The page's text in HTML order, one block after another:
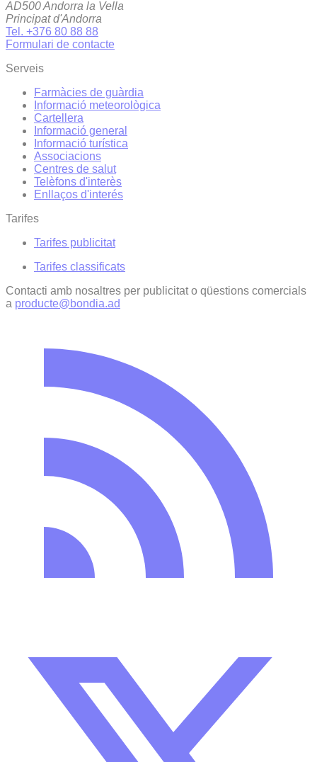
AD500 Andorra la Vella
Principat d'Andorra
Tel. +376 80 88 88
Formulari de contacte
Serveis
Farmàcies de guàrdia
Informació meteorològica
Cartellera
Informació general
Informació turística
Associacions
Centres de salut
Telèfons d'interès
Enllaços d'interés
Tarifes
Tarifes publicitat
Tarifes classificats
Contacti amb nosaltres per publicitat o qüestions comercials
a producte@bondia.ad